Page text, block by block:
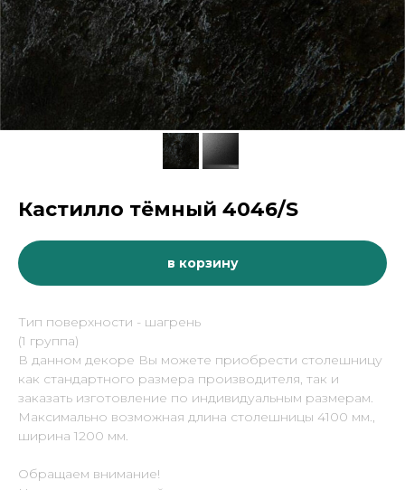
Кастилло тёмный 4046/S
в корзину
Тип поверхности - шагрень
(1 группа)
В данном декоре Вы можете приобрести столешницу
как стандартного размера производителя, так и
заказать изготовление по индивидуальным размерам.
Максимально возможная длина столешницы 4100 мм.,
ширина 1200 мм.
Обращаем внимание!